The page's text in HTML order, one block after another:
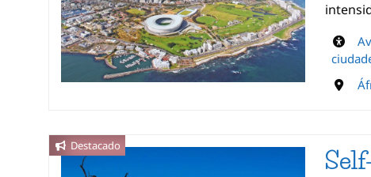
Destacado